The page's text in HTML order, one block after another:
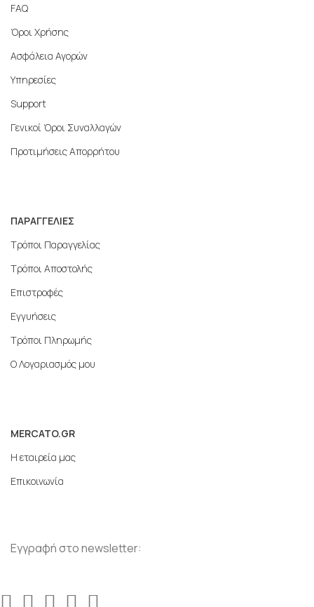
FAQ
Όροι Χρήσης
Ασφάλεια Αγορών
Υπηρεσίες
Support
Γενικοί Όροι Συναλλαγών
Προτιμήσεις Απορρήτου
ΠΑΡΑΓΓΕΛΙΕΣ
Τρόποι Παραγγελίας
Τρόποι Αποστολής
Επιστροφές
Εγγυήσεις
Τρόποι Πληρωμής
Ο Λογαριασμός μου
MERCATO.GR
Η εταιρεία μας
Επικοινωνία
Εγγραφή στο newsletter: